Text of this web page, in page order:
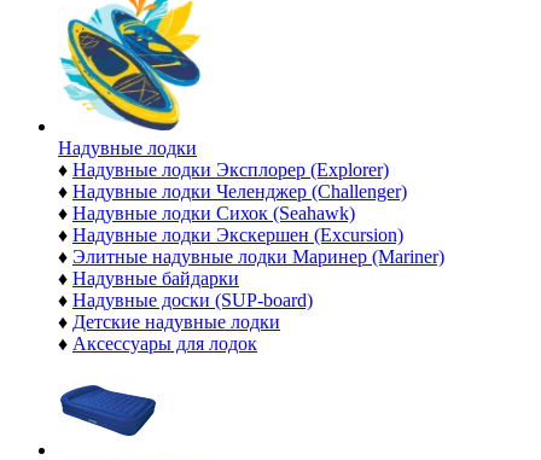
Надувные лодки
♦ Надувные лодки Эксплорер (Explorer)
♦ Надувные лодки Челенджер (Challenger)
♦ Надувные лодки Сихок (Seahawk)
♦ Надувные лодки Экскершен (Excursion)
♦ Элитные надувные лодки Маринер (Mariner)
♦ Надувные байдарки
♦ Надувные доски (SUP-board)
♦ Детские надувные лодки
♦ Аксессуары для лодок